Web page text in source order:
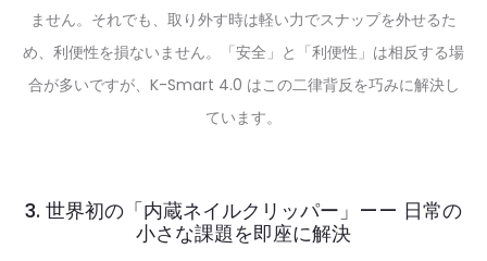
ません。それでも、取り外す時は軽い力でスナップを外せるた
め、利便性を損ないません。「安全」と「利便性」は相反する場
合が多いですが、K-Smart 4.0 はこの二律背反を巧みに解決し
ています。
3. 世界初の「内蔵ネイルクリッパー」—— 日常の
小さな課題を即座に解決